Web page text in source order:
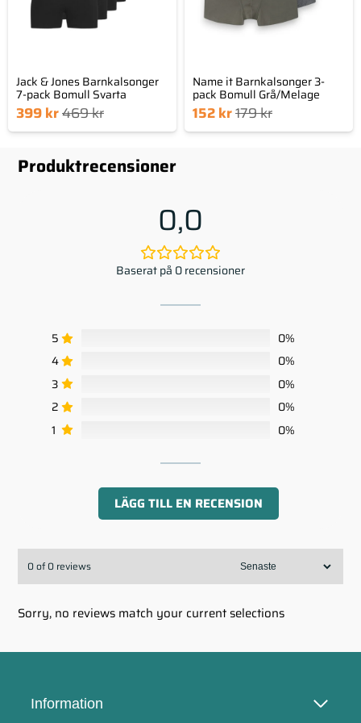
Jack & Jones Barnkalsonger
7-pack Bomull Svarta
469kr
Det
priset
var:
399kr
Name it Barnkalsonger 3-
pack Bomull Grå/Melage
179kr
Det
ursprungliga
152kr
Det
nuvarande
Produktrecensioner
0,0
Baserat på 0 recensioner
5
0%
4
0%
3
0%
2
0%
1
0%
LÄGG TILL EN RECENSION
0 of 0 reviews
Sorry, no reviews match your current selections
Information